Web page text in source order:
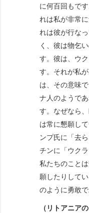
に何百回もで
れは私が非常
れは彼が行な
く、彼は物乞
す。彼は、ウ
す。それが私
は、その意味
ナ人のようで
す。なぜなら
は常に懇願し
ンプ氏に「去
チンに「ウク
私たちのこと
願したりして
のように勇敢で
（リトアニア